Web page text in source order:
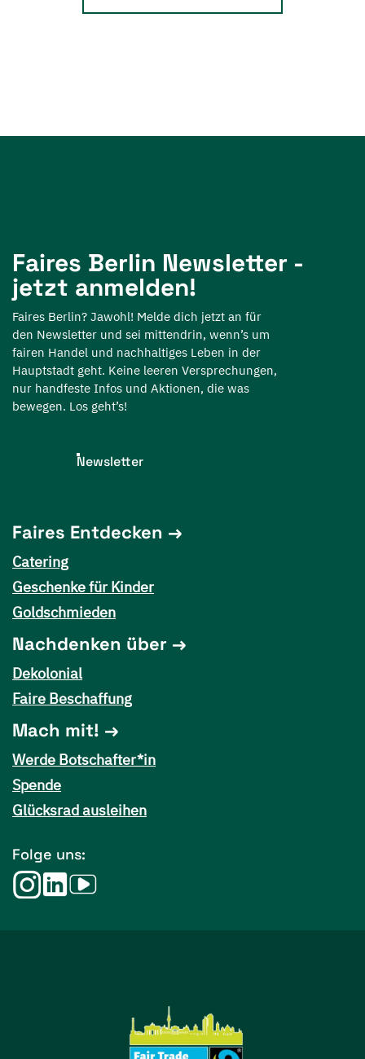
Faires Berlin Newsletter -
jetzt anmelden!
Faires Berlin? Jawohl! Melde dich jetzt an für
den Newsletter und sei mittendrin, wenn’s um
fairen Handel und nachhaltiges Leben in der
Hauptstadt geht. Keine leeren Versprechungen,
nur handfeste Infos und Aktionen, die was
bewegen. Los geht’s!
Newsletter
Faires Entdecken
Catering
Geschenke für Kinder
Goldschmieden
Nachdenken über
Dekolonial
Faire Beschaffung
Mach mit!
Werde Botschafter*in
Spende
Glücksrad ausleihen
Folge uns: